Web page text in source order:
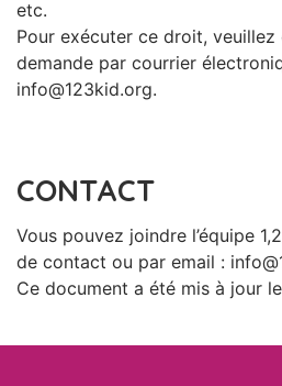
etc.
Pour exécuter ce droit,
demande par courrier
info@123kid.org.
CONTACT
Vous pouvez joindre l’équipe
de contact ou par email :
Ce document a été mis à jour le